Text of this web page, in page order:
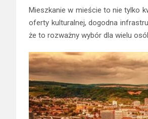
Mieszkanie w mieście to nie tylko
oferty kulturalnej, dogodna
że to rozważny wybór dla wielu